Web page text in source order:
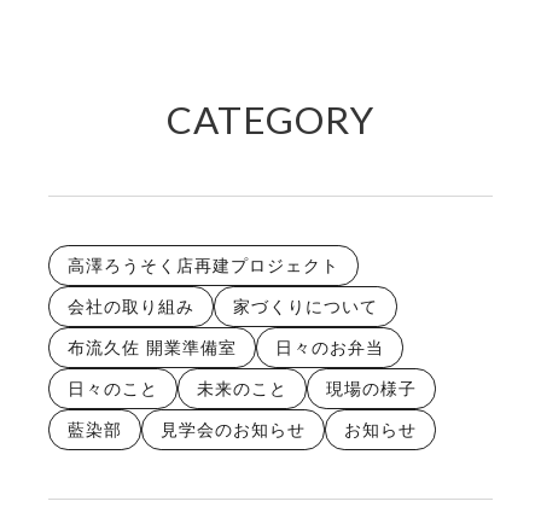
CATEGORY
高澤ろうそく店再建プロジェクト
会社の取り組み 家づくりについて
布流久佐 開業準備室 日々のお弁当
日々のこと 未来のこと 現場の様子
藍染部 見学会のお知らせ お知らせ